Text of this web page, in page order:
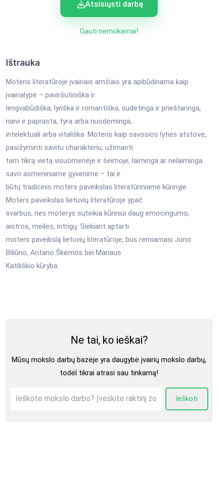
Atsisiųsti darbą
Gauti nemokamai!
Ištrauka
Moteris literatūroje įvairiais amžiais yra apibūdinama kaip
įvairialypė – paviršutiniška ir
lengvabūdiška, lyriška ir romantiška, sudėtinga ir prieštaringa,
naivi ir paprasta, tyra arba nuodėminga,
intelektuali arba vitališka. Moteris kaip savosios lyties atstovė,
pasižyminti savitu charakteriu, užimanti
tam tikrą vietą visuomenėje ir šeimoje, laiminga ar nelaiminga
savo asmeniniame gyvenime – tai ir
būtų tradicinis moters paveikslas literatūriniame kūrinyje.
Moters paveikslas lietuvių literatūroje ypač
svarbus, nes moterys suteikia kūriniui daug emocingumo,
aistros, meilės, intrigų. Siekiant aptarti
moters paveikslą lietuvių literatūroje, bus remiamasi Jono
Biliūno, Antano Škėmos bei Mariaus
Katiliškio kūryba.
Ne tai, ko ieškai?
Mūsų mokslo darbų bazėje yra daugybė įvairių mokslo darbų,
todėl tikrai atrasi sau tinkamą!
Ieškoti